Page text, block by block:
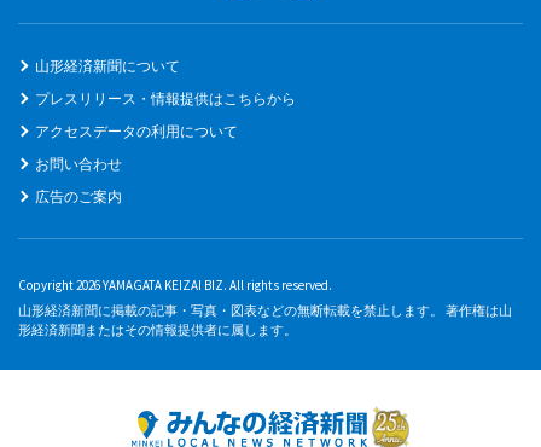
山形経済新聞について
プレスリリース・情報提供はこちらから
アクセスデータの利用について
お問い合わせ
広告のご案内
Copyright 2026 YAMAGATA KEIZAI BIZ. All rights reserved.
山形経済新聞に掲載の記事・写真・図表などの無断転載を禁止します。 著作権は山
形経済新聞またはその情報提供者に属します。